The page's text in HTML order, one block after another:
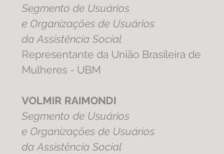
Segmento de Usuários
e Organizações de Usuários
da Assistência Social
Representante da União Brasileira de
Mulheres - UBM
VOLMIR RAIMONDI
Segmento de Usuários
e Organizações de Usuários
da Assistência Social